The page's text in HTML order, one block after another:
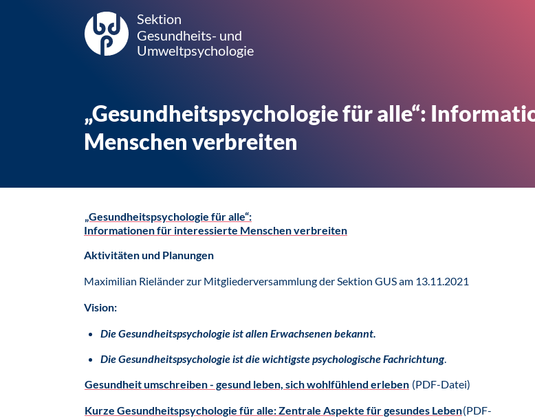
Sektion
Gesundheits- und
Umweltpsychologie
„Gesundheitspsychologie für alle“:
Menschen verbreiten
„Gesundheitspsychologie für alle“:
Informationen für interessierte Menschen verbreiten
Aktivitäten und Planungen
Maximilian Rieländer zur Mitgliederversammlung der Sektion GUS am 13.11.2021
Vision:
Die Gesundheitspsychologie ist allen Erwachsenen bekannt.
Die Gesundheitspsychologie ist die wichtigste psychologische Fachrichtung.
Gesundheit umschreiben - gesund leben, sich wohlfühlend erleben (PDF-Datei)
Kurze Gesundheitspsychologie für alle: Zentrale Aspekte für gesundes Leben(PDF-